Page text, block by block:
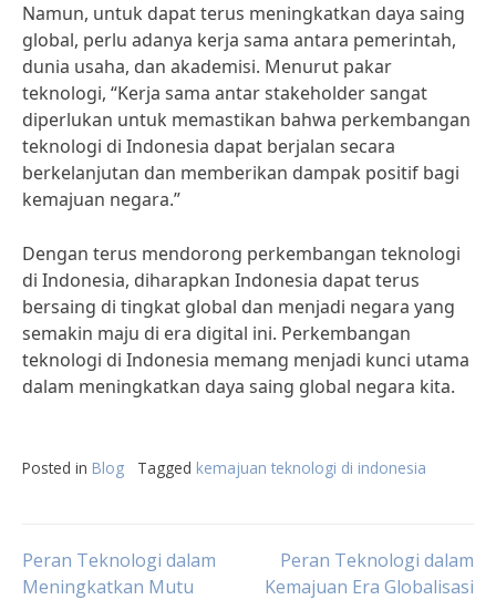
Namun, untuk dapat terus meningkatkan daya saing
global, perlu adanya kerja sama antara pemerintah,
dunia usaha, dan akademisi. Menurut pakar
teknologi, “Kerja sama antar stakeholder sangat
diperlukan untuk memastikan bahwa perkembangan
teknologi di Indonesia dapat berjalan secara
berkelanjutan dan memberikan dampak positif bagi
kemajuan negara.”
Dengan terus mendorong perkembangan teknologi
di Indonesia, diharapkan Indonesia dapat terus
bersaing di tingkat global dan menjadi negara yang
semakin maju di era digital ini. Perkembangan
teknologi di Indonesia memang menjadi kunci utama
dalam meningkatkan daya saing global negara kita.
Posted in Blog Tagged kemajuan teknologi di indonesia
Post
Peran Teknologi dalam
Meningkatkan Mutu
Peran Teknologi dalam
Kemajuan Era Globalisasi